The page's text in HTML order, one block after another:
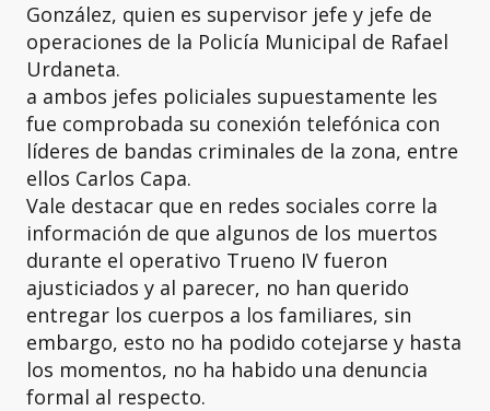
González, quien es supervisor jefe y jefe de
operaciones de la Policía Municipal de Rafael
Urdaneta.
a ambos jefes policiales supuestamente les
fue comprobada su conexión telefónica con
líderes de bandas criminales de la zona, entre
ellos Carlos Capa.
Vale destacar que en redes sociales corre la
información de que algunos de los muertos
durante el operativo Trueno IV fueron
ajusticiados y al parecer, no han querido
entregar los cuerpos a los familiares, sin
embargo, esto no ha podido cotejarse y hasta
los momentos, no ha habido una denuncia
formal al respecto.